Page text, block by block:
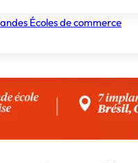
Écoles de commerce